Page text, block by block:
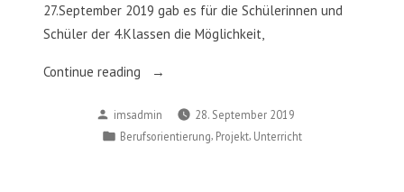
27.September 2019 gab es für die Schülerinnen und
Schüler der 4.Klassen die Möglichkeit,
Continue reading
„Berufspraktische
der
4.
Posted
by
imsadmin
28. September 2019
Posted
Berufsorientierung Projekt Unterricht